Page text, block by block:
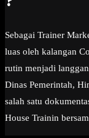
Sebagai Trainer
luas oleh kalangan
rutin menjadi
Dinas Pemerintah,
salah satu
House Trainin